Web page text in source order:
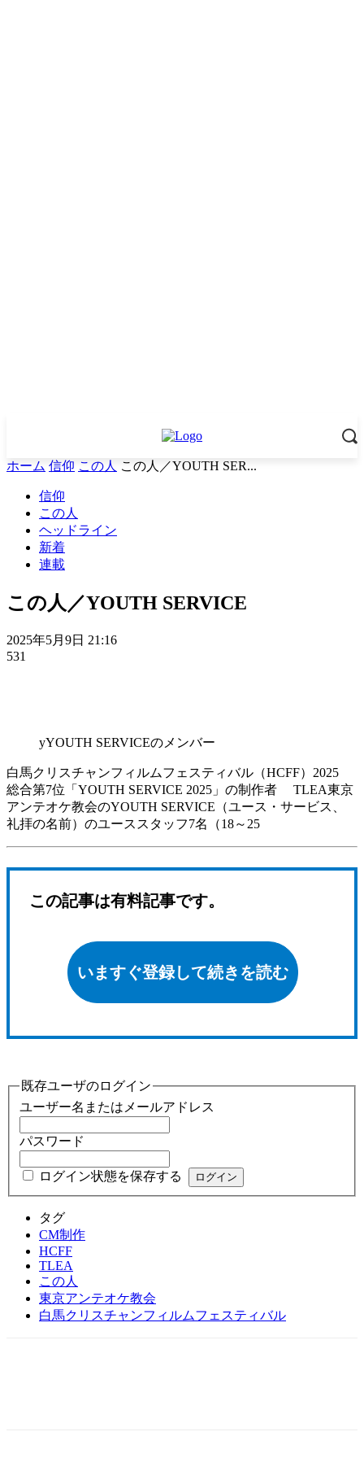
ホーム 信仰 この人 この人／YOUTH SER...
信仰
この人
ヘッドライン
新着
連載
この人／YOUTH SERVICE
2025年5月9日 21:16
531
yYOUTH SERVICEのメンバー
白馬クリスチャンフィルムフェスティバル（HCFF）2025
総合第7位「YOUTH SERVICE 2025」の制作者 TLEA東京
アンテオケ教会のYOUTH SERVICE（ユース・サービス、
礼拝の名前）のユーススタッフ7名（18～25
この記事は有料記事です。
いますぐ登録して続きを読む
既存ユーザのログイン
ユーザー名またはメールアドレス
パスワード
ログイン状態を保存する
タグ
CM制作
HCFF
TLEA
この人
東京アンテオケ教会
白馬クリスチャンフィルムフェスティバル